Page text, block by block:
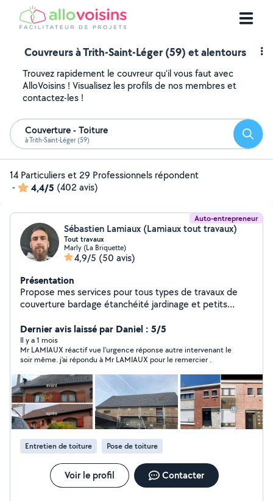
Couvreurs à Trith-Saint-Léger (59) et alentours
Trouvez rapidement le couvreur qu'il vous faut avec
AlloVoisins ! Visualisez les profils de nos membres et
contactez-les !
Couverture - Toiture
à Trith-Saint-Léger (59)
14 Particuliers et 29 Professionnels répondent
-
4,4/5 (402 avis)
Auto-entrepreneur
Sébastien Lamiaux (Lamiaux tout travaux)
Tout travaux
Marly (La Briquette)
4,9/5 (50 avis)
Présentation
Propose mes services pour tous types de travaux de
couverture bardage étanchéité jardinage et petits
Dernier avis laissé par Daniel : 5/5
Il y a 1 mois
Mr LAMIAUX réactif vue l'urgence réponse autre intervenant le
soir même. j'ai répondu à Mr LAMIAUX pour le remercier .
Entretien de toiture Pose de toiture
Voir le profil Contacter